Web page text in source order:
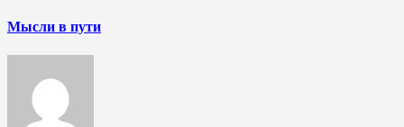
Мысли в пути